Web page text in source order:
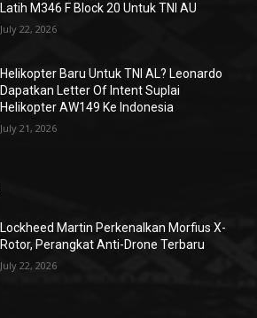
Latih M346 F Block 20 Untuk TNI AU
July 22, 2026
Helikopter Baru Untuk TNI AL? Leonardo
Dapatkan Letter Of Intent Suplai
Helikopter AW149 Ke Indonesia
July 21, 2026
Lockheed Martin Perkenalkan Morfius X-
Rotor, Perangkat Anti-Drone Terbaru
July 22, 2026